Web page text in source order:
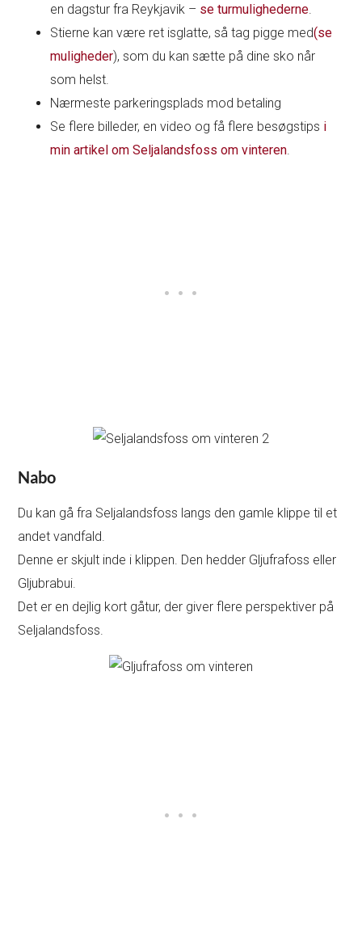
en dagstur fra Reykjavik – se turmulighederne
Stierne kan være ret isglatte, så tag pigge med(se
muligheder), som du kan sætte på dine sko når
som helst.
Nærmeste parkeringsplads mod betaling
Se flere billeder, en video og få flere besøgstips i
min artikel om Seljalandsfoss om vinteren
Nabo
Du kan gå fra Seljalandsfoss langs den gamle klippe til et
andet vandfald.
Denne er skjult inde i klippen. Den hedder Gljufrafoss eller
Gljubrabui.
Det er en dejlig kort gåtur, der giver flere perspektiver på
Seljalandsfoss.